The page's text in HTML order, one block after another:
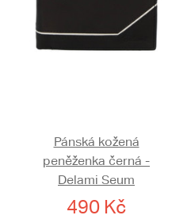
Pánská kožená
peněženka černá -
Delami Seum
490 Kč